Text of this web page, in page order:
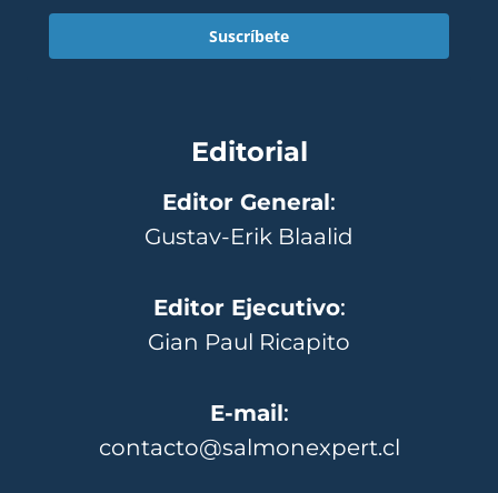
Suscríbete
Editorial
Editor General:
Gustav-Erik Blaalid
Editor Ejecutivo:
Gian Paul Ricapito
E-mail:
contacto@salmonexpert.cl